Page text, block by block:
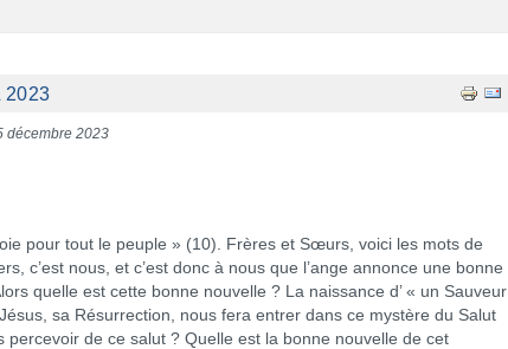
2023
décembre 2023
pour tout le peuple » (10). Frères et Sœurs, voici les mots de
c’est nous, et c’est donc à nous que l’ange annonce une bonne
quelle est cette bonne nouvelle ? La naissance d’ « un Sauveur
sa Résurrection, nous fera entrer dans ce mystère du Salut
de ce salut ? Quelle est la bonne nouvelle de cet